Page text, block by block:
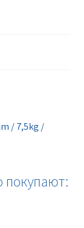
/ 7,5kg /
покупают: